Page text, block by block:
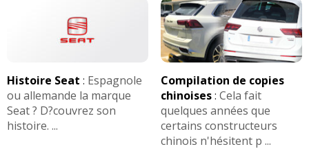
Histoire Seat : Espagnole
ou allemande la marque
Seat ? D?couvrez son
histoire. ...
Compilation de copies
chinoises: Cela fait
quelques années que
certains constructeurs
chinois n'hésitent p ...